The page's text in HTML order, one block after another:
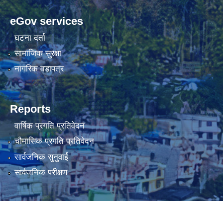
eGov services
घटना दर्ता
सामाजिक सुरक्षा
नागरिक वडापत्र
Reports
वार्षिक प्रगति प्रतिवेदन
चौमासिक प्रगति प्रतिवेदन
सार्वजनिक सुनुवाई
सार्वजनिक परीक्षण